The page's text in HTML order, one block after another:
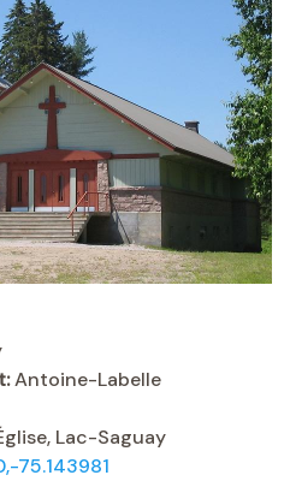
Antoine-Labelle
Lac-Saguay
75.143981